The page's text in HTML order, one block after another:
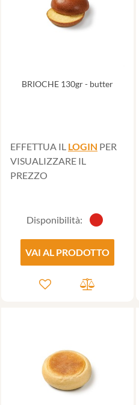
BRIOCHE 130gr - butter
EFFETTUA IL LOGIN PER
VISUALIZZARE IL
PREZZO
Disponibilità:
VAI AL PRODOTTO